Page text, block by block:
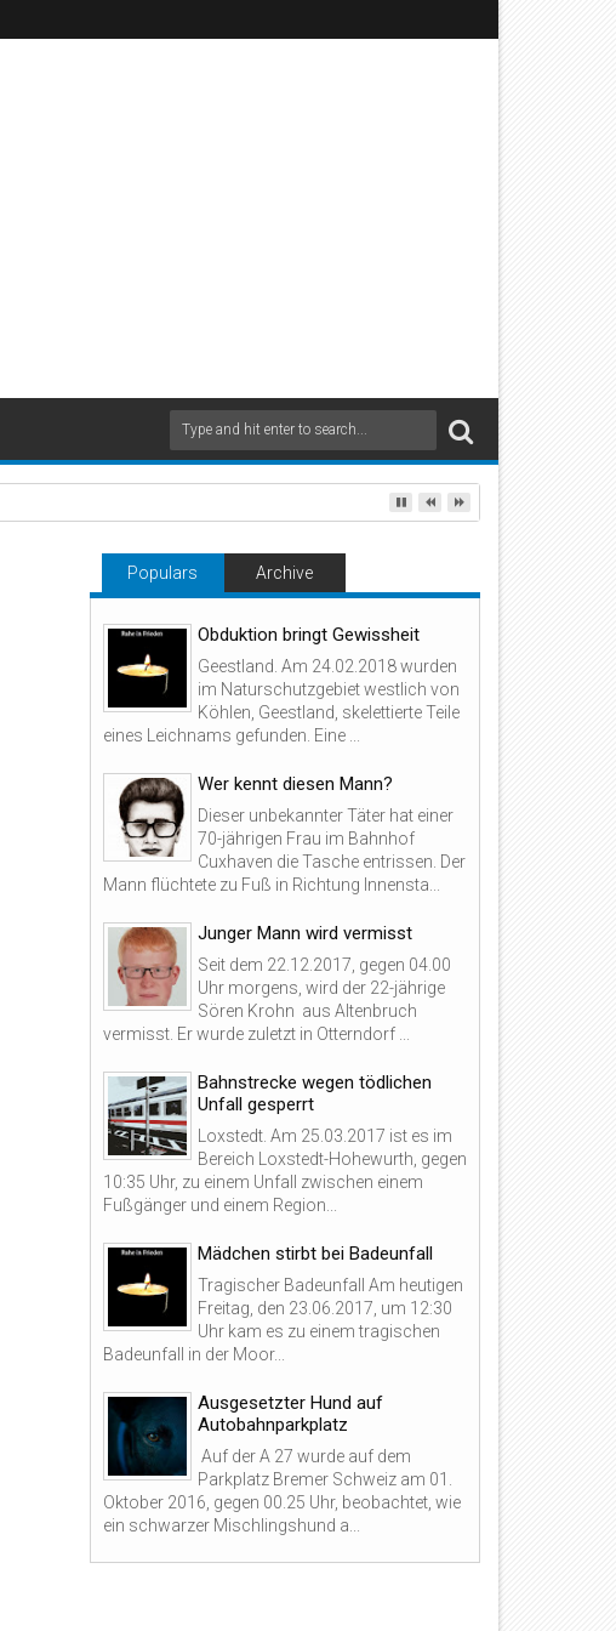
Populars Archive
Obduktion bringt Gewissheit
Geestland. Am 24.02.2018 wurden
im Naturschutzgebiet westlich von
Köhlen, Geestland, skelettierte Teile
eines Leichnams gefunden. Eine ...
Wer kennt diesen Mann?
Dieser unbekannter Täter hat einer
70-jährigen Frau im Bahnhof
Cuxhaven die Tasche entrissen. Der
Mann flüchtete zu Fuß in Richtung Innensta...
Junger Mann wird vermisst
Seit dem 22.12.2017, gegen 04.00
Uhr morgens, wird der 22-jährige
Sören Krohn aus Altenbruch
vermisst. Er wurde zuletzt in Otterndorf ...
Bahnstrecke wegen tödlichen
Unfall gesperrt
Loxstedt. Am 25.03.2017 ist es im
Bereich Loxstedt-Hohewurth, gegen
10:35 Uhr, zu einem Unfall zwischen einem
Fußgänger und einem Region...
Mädchen stirbt bei Badeunfall
Tragischer Badeunfall Am heutigen
Freitag, den 23.06.2017, um 12:30
Uhr kam es zu einem tragischen
Badeunfall in der Moor...
Ausgesetzter Hund auf
Autobahnparkplatz
Auf der A 27 wurde auf dem
Parkplatz Bremer Schweiz am 01.
Oktober 2016, gegen 00.25 Uhr, beobachtet, wie
ein schwarzer Mischlingshund a...